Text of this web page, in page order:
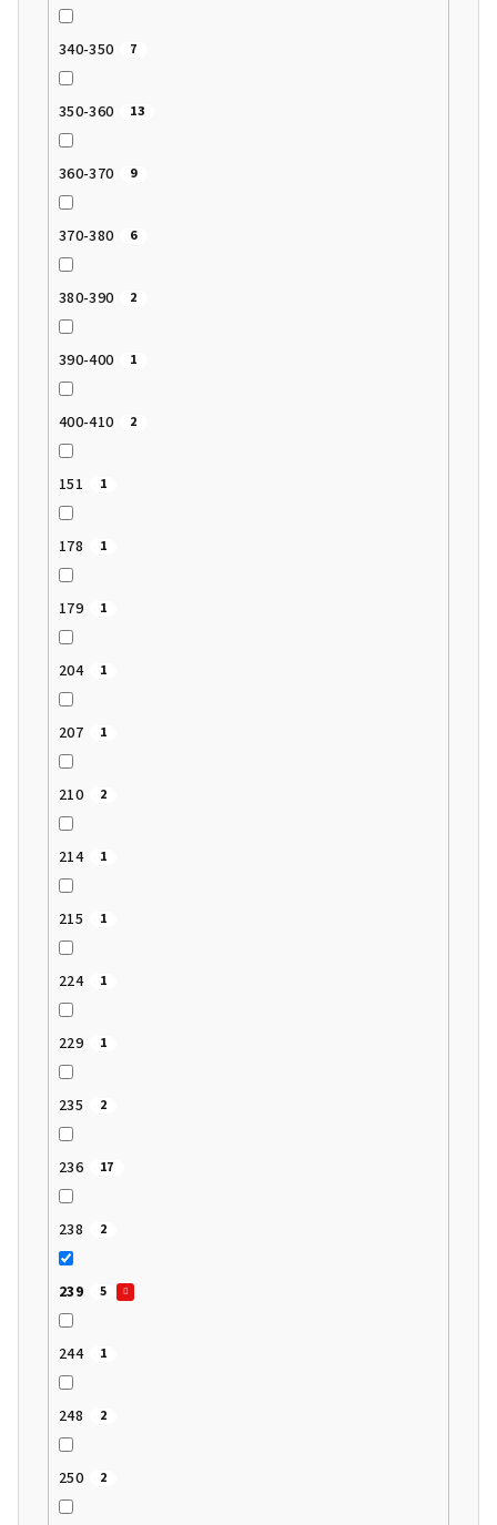
340-350 7
350-360 13
360-370 9
370-380 6
380-390 2
390-400 1
400-410 2
151 1
178 1
179 1
204 1
207 1
210 2
214 1
215 1
224 1
229 1
235 2
236 17
238 2
239 5
244 1
248 2
250 2